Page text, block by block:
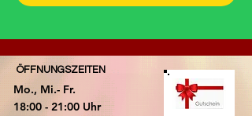
ÖFFNUNGSZEITEN
Mo., Mi.- Fr.
18:00 - 21:00 Uhr